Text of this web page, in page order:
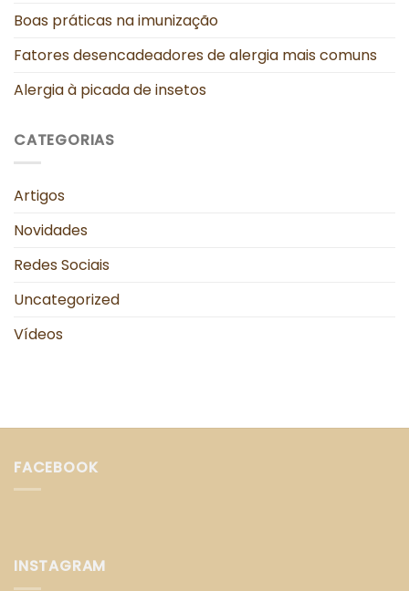
Boas práticas na imunização
Fatores desencadeadores de alergia mais comuns
Alergia à picada de insetos
CATEGORIAS
Artigos
Novidades
Redes Sociais
Uncategorized
Vídeos
FACEBOOK
INSTAGRAM